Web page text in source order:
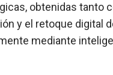
obtenidas tanto
y el retoque digital
mediante